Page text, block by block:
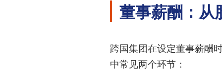
董事薪酬：从
跨国集团在设定董事薪酬
中常见两个环节：